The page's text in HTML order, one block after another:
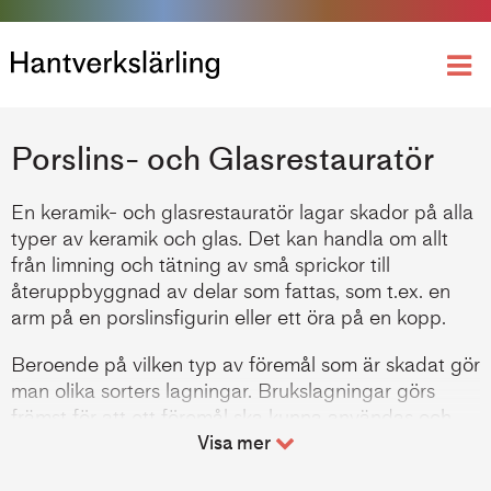
Yrkeshögskoleutbildning
Porslins- och Glasrestauratör
En keramik- och glasrestauratör lagar skador på alla
typer av keramik och glas. Det kan handla om allt
från limning och tätning av små sprickor till
återuppbyggnad av delar som fattas, som t.ex. en
arm på en porslinsfigurin eller ett öra på en kopp.
Beroende på vilken typ av föremål som är skadat gör
man olika sorters lagningar. Brukslagningar görs
främst för att ett föremål ska kunna användas och
eventuellt diskas och konstlagningar, som blir näst
Visa mer